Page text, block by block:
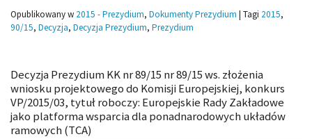
Opublikowany w 2015 - Prezydium, Dokumenty Prezydium | Tagi 2015,
90/15, Decyzja, Decyzja Prezydium, Prezydium
Decyzja Prezydium KK nr 89/15 nr 89/15 ws. złożenia
wniosku projektowego do Komisji Europejskiej, konkurs
VP/2015/03, tytuł roboczy: Europejskie Rady Zakładowe
jako platforma wsparcia dla ponadnarodowych układów
ramowych (TCA)